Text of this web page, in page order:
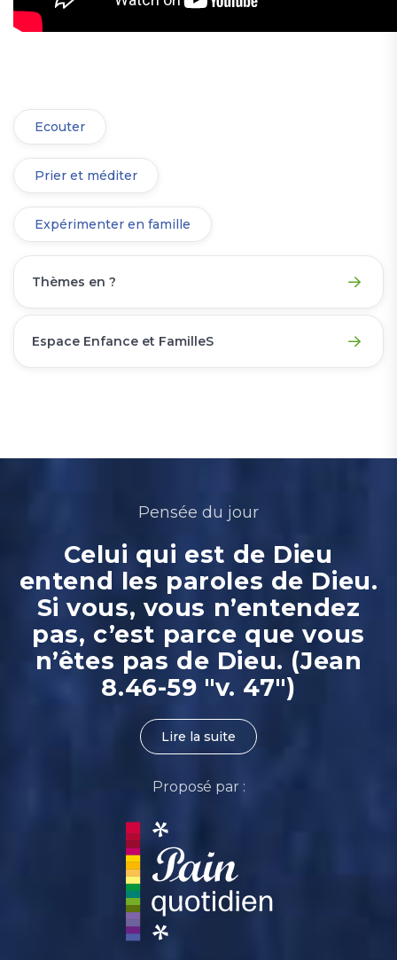
Ecouter
Prier et méditer
Expérimenter en famille
Thèmes en ?
Espace Enfance et FamilleS
Pensée du jour
Celui qui est de Dieu
entend les paroles de Dieu.
Si vous, vous n’entendez
pas, c’est parce que vous
n’êtes pas de Dieu. (Jean
8.46-59 "v. 47")
Lire la suite
Proposé par :